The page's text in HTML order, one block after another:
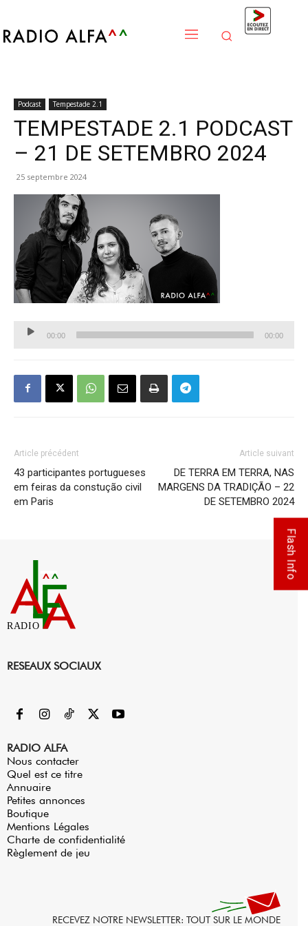
Podcast Tempestade 2.1
TEMPESTADE 2.1 PODCAST
– 21 DE SETEMBRO 2024
25 septembre 2024
Lecteur
00:00 00:00
Article précédent
43 participantes portugueses
em feiras da constução civil
em Paris
Article suivant
DE TERRA EM TERRA, NAS
MARGENS DA TRADIÇÃO – 22
DE SETEMBRO 2024
RADIO
RESEAUX SOCIAUX
RADIO ALFA
Nous contacter
Quel est ce titre
Annuaire
Petites annonces
Boutique
Mentions Légales
Charte de confidentialité
Règlement de jeu
RECEVEZ NOTRE NEWSLETTER: TOUT SUR LE MONDE
Flash Info